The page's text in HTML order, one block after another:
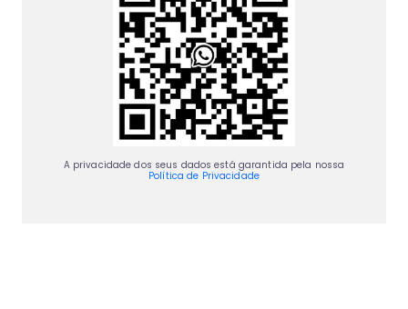
A privacidade dos seus dados está garantida pela nossa
Política de Privacidade